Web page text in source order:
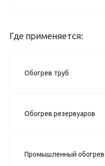
Где применяется:
Обогрев труб
Обогрев резервуаров
Промышленный обогрев